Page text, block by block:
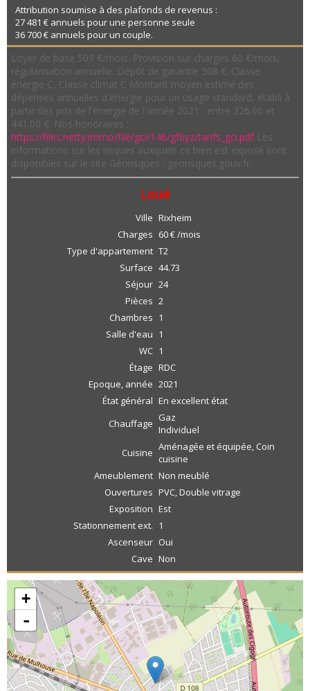
Attribution soumise à des plafonds de revenus :
27 481 € annuels pour une personne seule
36 700 € annuels pour un couple.
Loyer de base 509 €/mois. Provision sur charges 60 €/mois,
régularisation annuelle. Dépôt de garantie 508 €. Classe
énergie C, Classe climat C Montant moyen estimé des
dépenses annuelles d'énergie pour un usage standard, établi à
partir des prix de l'énergie de l'année 2021 : entre 326.00 et
441.00 €. Nos honoraires :
https://files.netty.immo/file/gci/146/gf6yz/tarifs_gci.pdfLes
informations sur les risques auxquels ce bien est exposé sont
disponibles sur le site Géorisques : georisques.gouv.fr
Loué
Ville Rixheim
Charges 60 € /mois
Type d'appartement T2
Surface 44.73
Séjour 24
Pièces 2
Chambres 1
Salle d'eau 1
WC 1
Étage RDC
Epoque, année 2021
État général En excellent état
Chauffage Gaz
Individuel
Cuisine Aménagée et équipée, Coin
cuisine
Ameublement Non meublé
Ouvertures PVC, Double vitrage
Exposition Est
Stationnement ext. 1
Ascenseur Oui
Cave Non
+
-